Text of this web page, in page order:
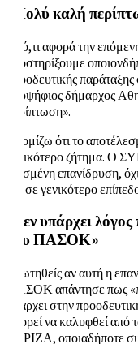
«Πολύ καλή
Σε ό,τι αφορά την
υποστηρίξουμε
προοδευτικής
υποψήφιος δήμαρχος
περίπτωση».
«Νομίζω ότι το
γενικότερο ζήτημα. Ο
ορισμένη επανίδρυση,
και σε γενικότερο
«Δεν υπάρχει
του ΠΑΣΟΚ»
Ερωτηθείς αν αυτή η
ΠΑΣΟΚ απάντησε πως
υπάρχει στην
μπορεί να καλυφθεί
ΣΥΡΙΖΑ, οποιαδήποτε